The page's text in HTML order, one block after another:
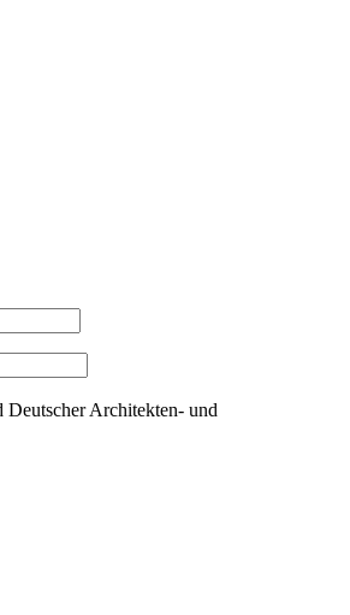
Architekten- und